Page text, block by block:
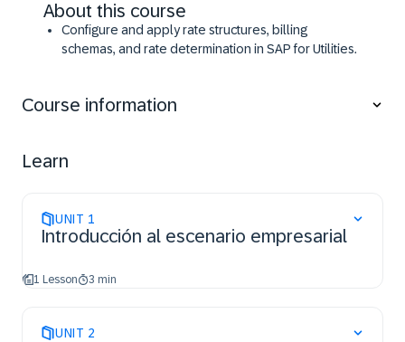
About this course
Configure and apply rate structures, billing
schemas, and rate determination in SAP for Utilities.
Manage invoicing tasks such as bill print-outs,
Course information
Learn
UNIT 1
Introducción al escenario empresarial
1 Lesson 3 min
UNIT 2